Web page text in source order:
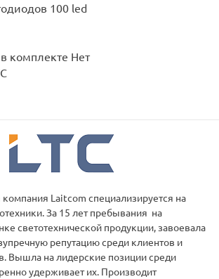
100 led
комплекте Нет
Laitcom специализируется на
За 15 лет пребывания на
светотехнической продукции, завоевала
репутацию среди клиентов и
Вышла на лидерские позиции среди
удерживает их. Производит